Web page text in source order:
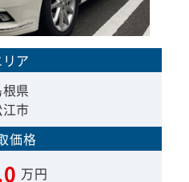
ア
県
市
価格
万円